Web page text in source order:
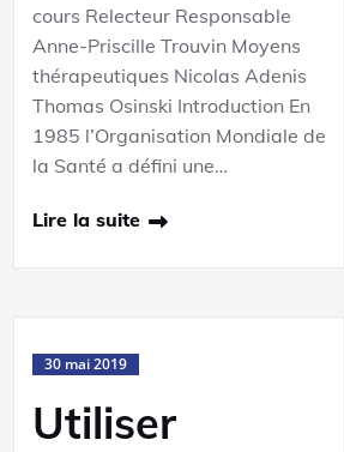
cours Relecteur Responsable
Anne-Priscille Trouvin Moyens
thérapeutiques Nicolas Adenis
Thomas Osinski Introduction En
1985 l’Organisation Mondiale de
la Santé a défini une…
Lire la suite
30 mai 2019
Utiliser